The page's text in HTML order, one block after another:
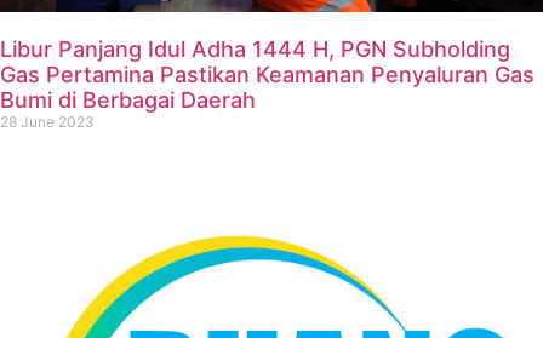
Libur Panjang Idul Adha 1444 H, PGN Subholding
Gas Pertamina Pastikan Keamanan Penyaluran Gas
Bumi di Berbagai Daerah
28 June 2023